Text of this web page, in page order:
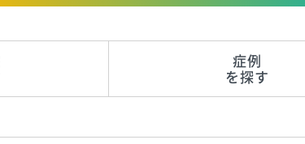
症例
を探す